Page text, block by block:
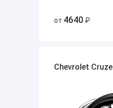
от 4640 ₽
Chevrolet Cruze